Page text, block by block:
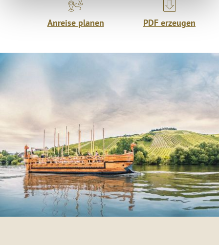
Anreise planen PDF erzeugen